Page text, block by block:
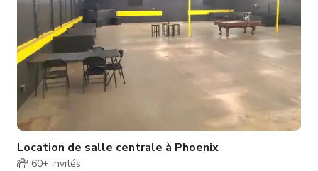
Location de salle centrale à Phoenix
60+ invités